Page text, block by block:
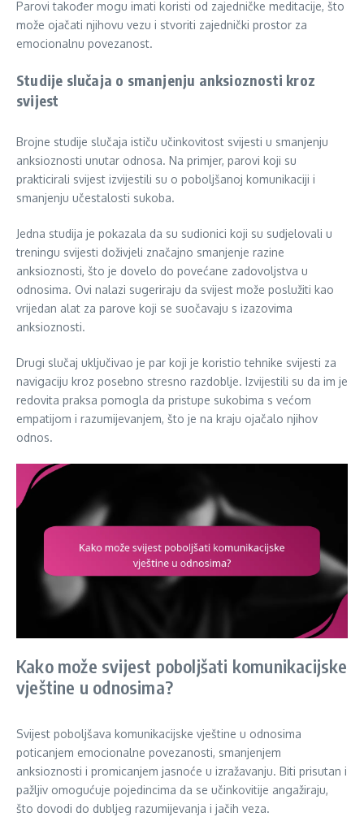
Parovi također mogu imati koristi od zajedničke meditacije, što
može ojačati njihovu vezu i stvoriti zajednički prostor za
emocionalnu povezanost.
Studije slučaja o smanjenju anksioznosti kroz
svijest
Brojne studije slučaja ističu učinkovitost svijesti u smanjenju
anksioznosti unutar odnosa. Na primjer, parovi koji su
prakticirali svijest izvijestili su o poboljšanoj komunikaciji i
smanjenju učestalosti sukoba.
Jedna studija je pokazala da su sudionici koji su sudjelovali u
treningu svijesti doživjeli značajno smanjenje razine
anksioznosti, što je dovelo do povećane zadovoljstva u
odnosima. Ovi nalazi sugeriraju da svijest može poslužiti kao
vrijedan alat za parove koji se suočavaju s izazovima
anksioznosti.
Drugi slučaj uključivao je par koji je koristio tehnike svijesti za
navigaciju kroz posebno stresno razdoblje. Izvijestili su da im je
redovita praksa pomogla da pristupe sukobima s većom
empatijom i razumijevanjem, što je na kraju ojačalo njihov
odnos.
Kako može svijest poboljšati komunikacijske
vještine u odnosima?
Svijest poboljšava komunikacijske vještine u odnosima
poticanjem emocionalne povezanosti, smanjenjem
anksioznosti i promicanjem jasnoće u izražavanju. Biti prisutan i
pažljiv omogućuje pojedincima da se učinkovitije angažiraju,
što dovodi do dubljeg razumijevanja i jačih veza.